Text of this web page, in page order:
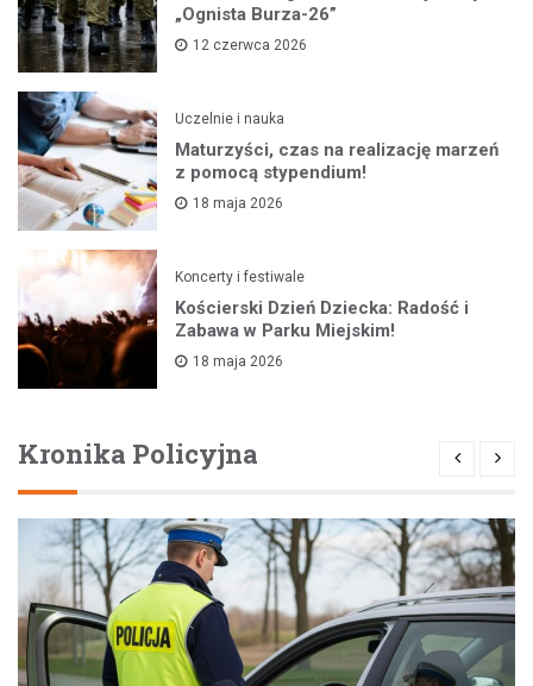
„Ognista Burza-26”
12 czerwca 2026
Uczelnie i nauka
Maturzyści, czas na realizację marzeń
z pomocą stypendium!
18 maja 2026
Koncerty i festiwale
Kościerski Dzień Dziecka: Radość i
Zabawa w Parku Miejskim!
18 maja 2026
Kronika Policyjna